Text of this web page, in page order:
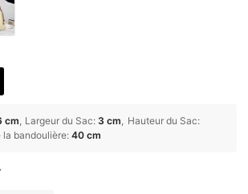
les voyages à la plage, ainsi qu
la saison des vacances o
cm Largeur du Sac: 3 cm Hauteur du Sac:
la bandoulière: 40 cm